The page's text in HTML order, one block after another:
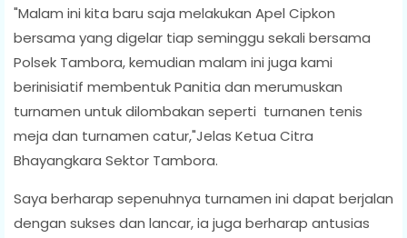
"Malam ini kita baru saja melakukan Apel Cipkon
bersama yang digelar tiap seminggu sekali bersama
Polsek Tambora, kemudian malam ini juga kami
berinisiatif membentuk Panitia dan merumuskan
turnamen untuk dilombakan seperti turnanen tenis
meja dan turnamen catur,"Jelas Ketua Citra
Bhayangkara Sektor Tambora.
Saya berharap sepenuhnya turnamen ini dapat berjalan
dengan sukses dan lancar, ia juga berharap antusias